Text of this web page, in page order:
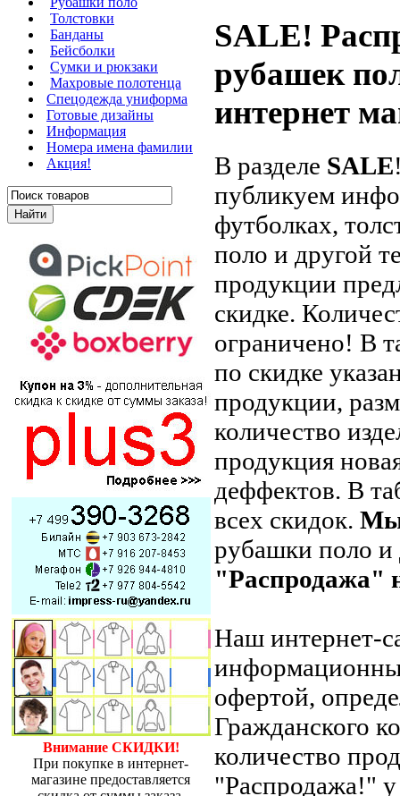
Толстовки
Банданы
Бейсболки
Сумки и рюкзаки
Махровые полотенца
Cпецодежда униформа
Готовые дизайны
Информация
Номера имена фамилии
Акция!
Внимание СКИДКИ!
При покупке в интернет-
магазине предоставляется
SALE!
рубашек
интернет
В разделе SALE
публикуем
футболках,
поло и другой
продукции
скидке.
ограничено! В
по скидке
продукции,
количество
продукция
деффектов. В
всех скидок. Мы
рубашки поло
"Распродажа"
Наш интернет-
офертой,
Гражданского
количество
"Распродажа!"